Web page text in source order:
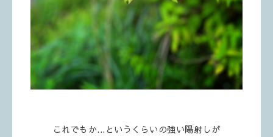
これでもか...というくらいの強い陽射しが